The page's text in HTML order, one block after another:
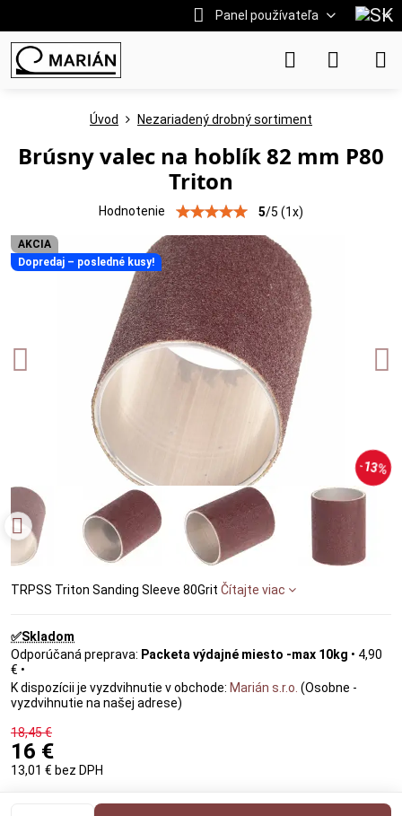
Panel používateľa
AKCIA
Dopredaj – posledné kusy!
13%
Úvod Nezariadený drobný sortiment
Brúsny valec na hoblík 82 mm P80
Triton
Hodnotenie 5/5 (1x)
TRPSS Triton Sanding Sleeve 80Grit Čítajte viac
✅Skladom
Packeta výdajné miesto -max 10kg • 4,90
€ •
Marián s.r.o. (Osobne -
vyzdvihnutie na našej adrese)
18,45 €
16 €
13,01 € bez DPH